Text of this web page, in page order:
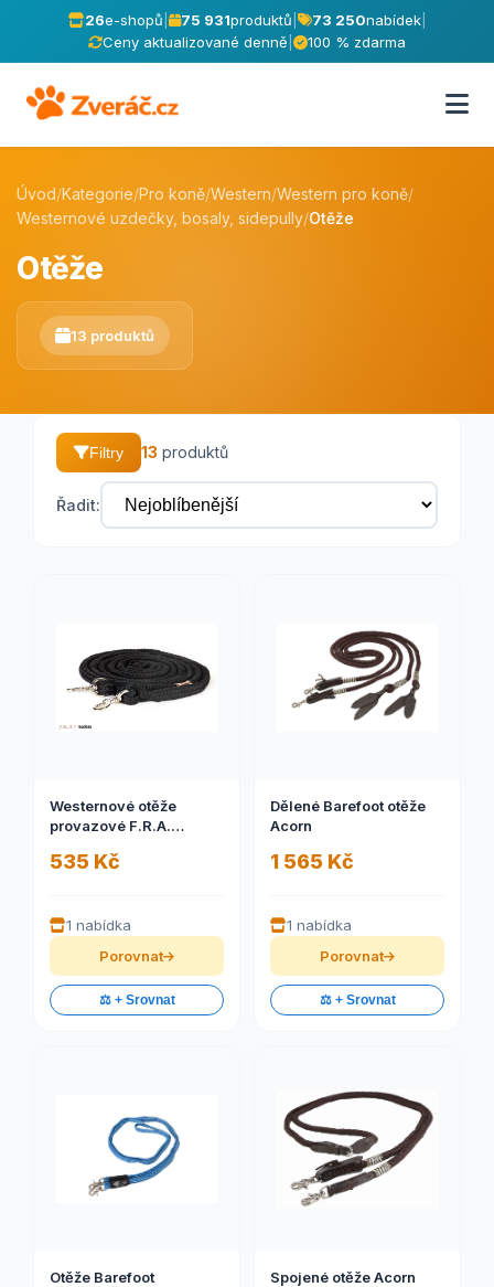
26e-shopů 75 931produktů 73 250nabídek|
Ceny aktualizované denně
100 % zdarma
Úvod/Kategorie/Pro koně/Western/Western pro koně/
Westernové uzdečky, bosaly, sidepully/Otěže
Otěže
13 produktů
Filtry 13 produktů
Řadit:
Westernové otěže
provazové F.R.A.
535 Kč
1 nabídka
Porovnat
⚖️ + Srovnat
Dělené Barefoot otěže
Acorn
1 565 Kč
1 nabídka
Porovnat
⚖️ + Srovnat
Otěže Barefoot
Spojené otěže Acorn